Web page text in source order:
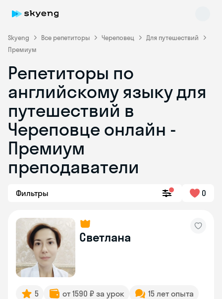
Skyeng Все репетиторы Череповец
Для путешествий
Премиум
Репетиторы по
английскому языку для
путешествий в
Череповце онлайн -
Премиум
преподаватели
Фильтры 0
Светлана
5 от 1590 ₽ за урок
15 лет опыта
Skyeng Chat